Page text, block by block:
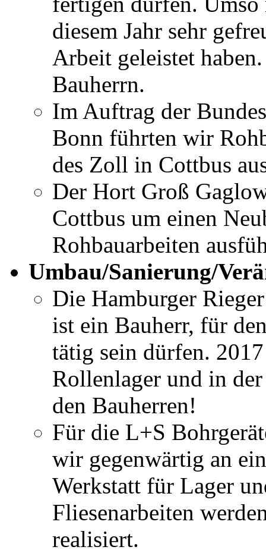
diesem Jahr sehr
Arbeit geleistet
Bauherrn.
Im Auftrag der
Bonn führten wir
des Zoll in Cottbus
Der Hort Groß
Cottbus um einen
Rohbauarbeiten
Umbau/Sanierung/
Die Hamburger
ist ein Bauherr, für
tätig sein dürfen.
Rollenlager und in
den Bauherren!
Für die L+S
wir gegenwärtig an
Werkstatt für Lager
Fliesenarbeiten
realisiert.